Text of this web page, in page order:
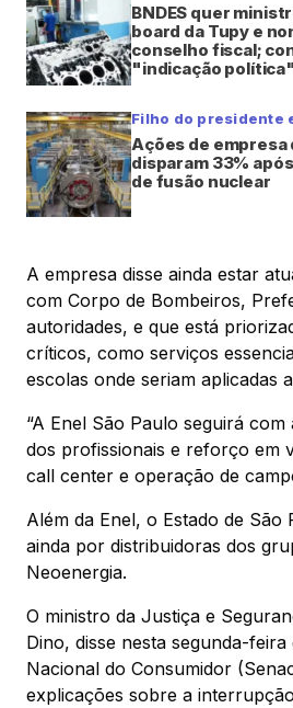
BNDES quer
board da Tupy e
conselho fiscal;
"indicação política"
Filho do presidente
Ações de empresa
disparam 33%
de fusão nuclear
A empresa disse ainda estar
com Corpo de Bombeiros,
autoridades, e que está
críticos, como serviços
escolas onde seriam aplicadas
“A Enel São Paulo seguirá
dos profissionais e reforço em
call center e operação de
Além da Enel, o Estado de São
ainda por distribuidoras dos
Neoenergia.
O ministro da Justiça e
Dino, disse nesta segunda-
Nacional do Consumidor
explicações sobre a